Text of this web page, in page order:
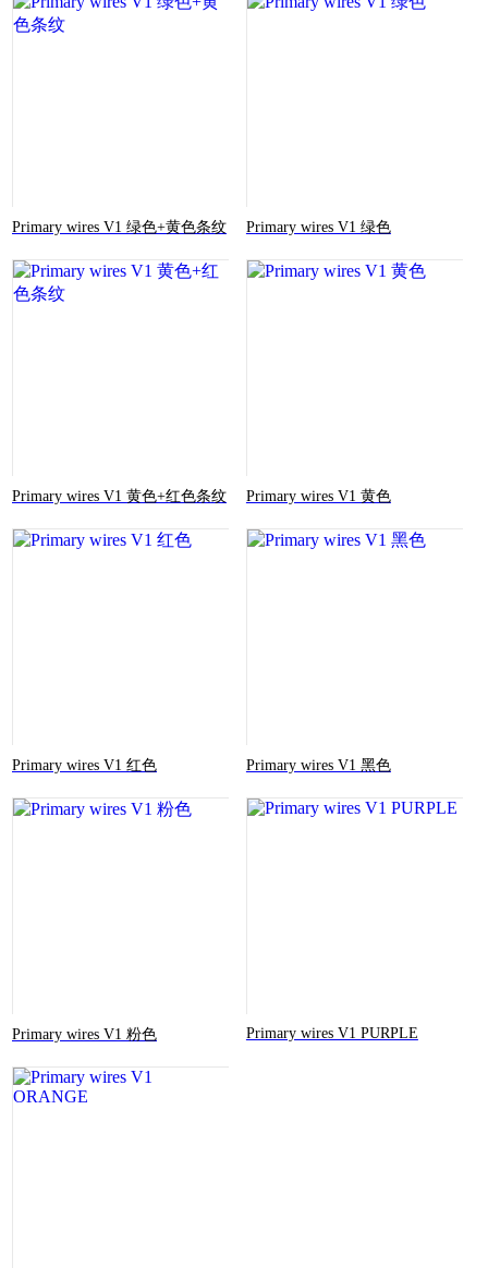
Primary wires V1 绿色+黄色条纹 Primary wires V1 绿色
Primary wires V1 黄色+红色条纹 Primary wires V1 黄色
Primary wires V1 红色 Primary wires V1 黑色
Primary wires V1 粉色 Primary wires V1 PURPLE